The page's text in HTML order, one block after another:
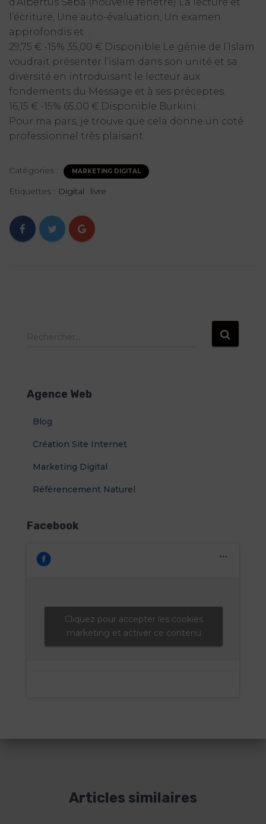
l’écriture, Une auto-évaluation, Un examen
approfondis et…
29,75 € -15% 35,00 € Disponible Le génie de l’Islam
voudrait présenter l’islam dans son unité et sa
diversité en introduisant le lecteur aux
fondements du Message et à ses préceptes.
16,15 € -15% 65,00 € Disponible Burkini…
Pour ma pars, je trouve que cela donne un coté
professionnel très plaisant.
Catégories : MARKETING DIGITAL
Étiquettes : Digital livre
R
r
Rechercher…
Agence Web
Blog
Création Site Internet
Marketing Digital
Référencement Naturel
Facebook
Cliquez pour accepter les cookies
marketing et activer ce contenu
Articles similaires